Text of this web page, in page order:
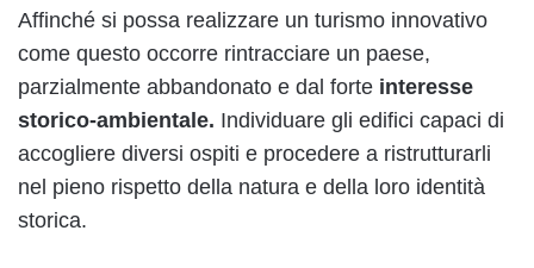
Affinché si possa realizzare un turismo innovativo
come questo occorre rintracciare un paese,
parzialmente abbandonato e dal forte interesse
storico-ambientale. Individuare gli edifici capaci di
accogliere diversi ospiti e procedere a ristrutturarli
nel pieno rispetto della natura e della loro identità
storica.